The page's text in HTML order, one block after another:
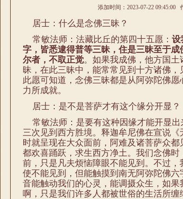
添加时间：2023-07-22 09:45:00
居士：什么是念佛三昧？
常敏法师：法藏比丘的第四十五愿： 设
字，皆悉逮得普等三昧，住是三昧至于
尔者，不取正觉。如果我成佛，他方国
昧，在此三昧中，能常常见到十方诸佛
此愿可知道，念佛三昧都是从阿弥陀佛
力所成就。
居士：是不是菩萨才有这个缘分开显？
常敏法师：是要有这种因缘才能开显出
三次见到西方胜境。释迦牟尼佛在宣说
时就呈现在大众面前，阿难及诸菩萨众
都欢喜踊跃，求生西方净土。我们念佛
前，只是凡夫烦恼障眼不能见到。不过
使不能见到，但能触摸到南无阿弥陀佛
音能触动我们的心灵，能调摄众生，如
啊，只是我们许多人都被世俗的生活所缠